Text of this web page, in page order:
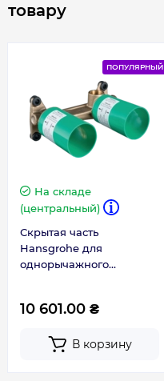
товару
ПОПУЛЯРНЫЙ
На складе
(центральный)
Скрытая часть
Hansgrohe для
однорычажного
10 601.00 ₴
В корзину